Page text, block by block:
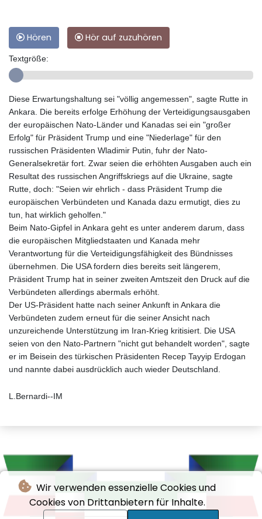
Wir verwenden essenzielle Cookies und
Cookies von Drittanbietern für Inhalte.
Hören Hör auf zuzuhören
Textgröße:
Diese Erwartungshaltung sei "völlig angemessen", sagte Rutte in
Ankara. Die bereits erfolge Erhöhung der Verteidigungsausgaben
der europäischen Nato-Länder und Kanadas sei ein "großer
Erfolg" für Präsident Trump und eine "Niederlage" für den
russischen Präsidenten Wladimir Putin, fuhr der Nato-
Generalsekretär fort. Zwar seien die erhöhten Ausgaben auch ein
Resultat des russischen Angriffskriegs auf die Ukraine, sagte
Rutte, doch: "Seien wir ehrlich - dass Präsident Trump die
europäischen Verbündeten und Kanada dazu ermutigt, dies zu
tun, hat wirklich geholfen."
Beim Nato-Gipfel in Ankara geht es unter anderem darum, dass
die europäischen Mitgliedstaaten und Kanada mehr
Verantwortung für die Verteidigungsfähigkeit des Bündnisses
übernehmen. Die USA fordern dies bereits seit längerem,
Präsident Trump hat in seiner zweiten Amtszeit den Druck auf die
Verbündeten allerdings abermals erhöht.
Der US-Präsident hatte nach seiner Ankunft in Ankara die
Verbündeten zudem erneut für die seiner Ansicht nach
unzureichende Unterstützung im Iran-Krieg kritisiert. Die USA
seien von den Nato-Partnern "nicht gut behandelt worden", sagte
er im Beisein des türkischen Präsidenten Recep Tayyip Erdogan
und nannte dabei ausdrücklich auch wieder Deutschland.
L.Bernardi--IM